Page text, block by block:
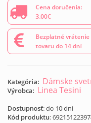
Cena doručenia:
3.00€
Bezplatné vrátenie
tovaru do 14 dní
Kategória: Dámske
Výrobca: Linea Tesini
Dostupnosť: do 10 dní
Kód produktu: